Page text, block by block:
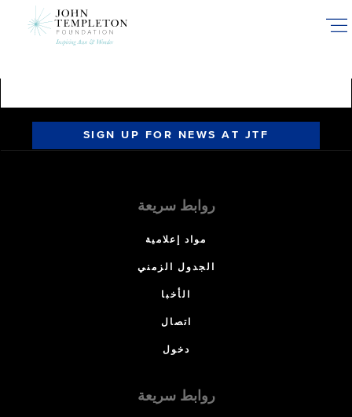
SIGN UP FOR NEWS AT JTF
روابط سريعة
مواد إعلامية
الجدول الزمني
الأخبا
اتصال
دخول
روابط سريعة